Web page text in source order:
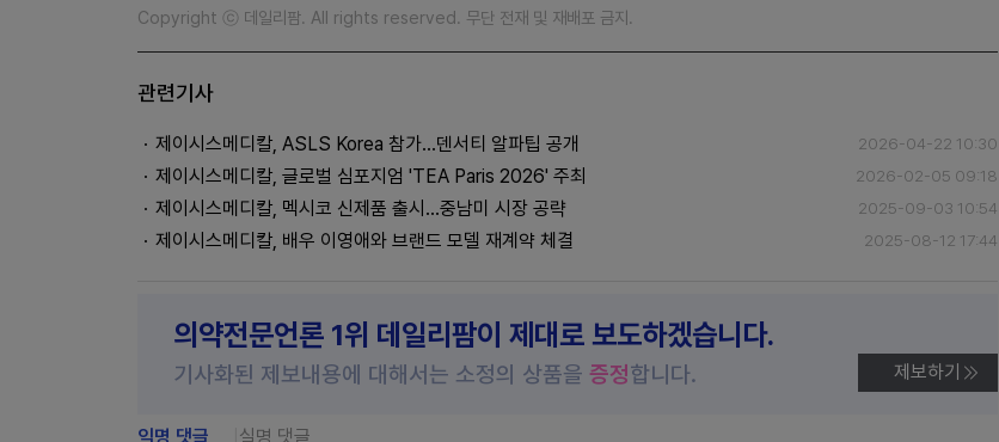
Copyright ⓒ 데일리팜. All rights reserved. 무단 전재 및 재배포 금지.
관련기사
제이시스메디칼, ASLS Korea 참가…덴서티 알파팁 공개 2026-04-22 10:30
제이시스메디칼, 글로벌 심포지엄 'TEA Paris 2026' 주최 2026-02-05 09:18
제이시스메디칼, 멕시코 신제품 출시…중남미 시장 공략 2025-09-03 10:54
제이시스메디칼, 배우 이영애와 브랜드 모델 재계약 체결 2025-08-12 17:44
의약전문언론 1위 데일리팜이 제대로 보도하겠습니다.
기사화된 제보내용에 대해서는 소정의 상품을 증정합니다. 제보하기
익명 댓글 실명 댓글